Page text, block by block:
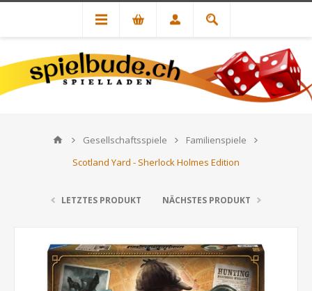
Gesellschaftsspiele
Familienspiele
Scotland Yard - Sherlock Holmes Edition
LETZTES PRODUKT NÄCHSTES PRODUKT